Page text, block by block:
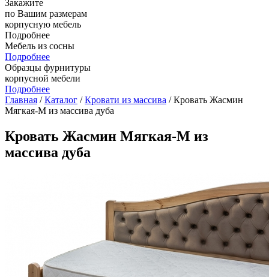
Закажите
по Вашим размерам
корпусную мебель
Подробнее
Мебель из сосны
Подробнее
Образцы фурнитуры
корпусной мебели
Подробнее
Главная /Каталог /Кровати из массива / Кровать Жасмин
Мягкая-М из массива дуба
Кровать Жасмин Мягкая-М из
массива дуба